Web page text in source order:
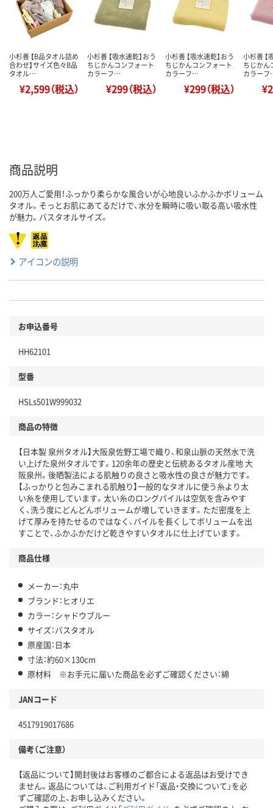
小杉善 【B品タオル詰め
合わせ】サイズ色々B品
タオル…
¥2,599（税込）
小杉善 【吸水速乾】おう
ちじかんコンフォート
カラーフ…
¥299（税込）
小杉善 【吸水速乾】おう
ちじかんコンフォート
カラーフ…
¥299（税込）
小杉善 【
ちじかん
カラー
商品説明
200万人ご愛用！ふっかり柔らかな風合いが心地良いふかふかボリューム
タオル。そっとお肌にあてるだけで、水分を瞬時に吸い取る高い吸水性
が魅力。バスタオルサイズ。
アイコンの説明
お申込番号
HH62101
型番
HSLs501W999032
商品の特徴
【日本製 泉州タオル】大阪泉佐野工場で織り、和泉山脈の天然水で洗
い上げた泉州タオルです。120余年の歴史と伝統あるタオル産地 大
阪泉州。後晒製法による肌触りの良さと吸水性の良さが魅力です。
【ふっかりと包みこまれる肌触り】一般的なタオルに使う糸より太
い糸を使用しています。太い糸のロングパイルは空気を含みやす
く、洗う度にどんどんボリュームが増していきます。ただ密度を上
げて厚みを持たせるのではなく、パイルを長くしてボリュームを出
すことで、ふかふかだけど乾きやすいタオルに仕上げています。
商品仕様
メーカー：丸中
ブランド：ヒオリエ
カラー：シャドウブルー
サイズ：バスタオル
原産国：日本
寸法：約60×130cm
原材料 ※お手元に届いた商品を必ずご確認ください：綿
JANコード
4517919017686
備考（ご注意）
【返品について】開封後はお客様のご都合による返品はお受けでき
ません。返品については、ご利用ガイド「返品・交換について」を必
ずご確認の上、お申し込みください。